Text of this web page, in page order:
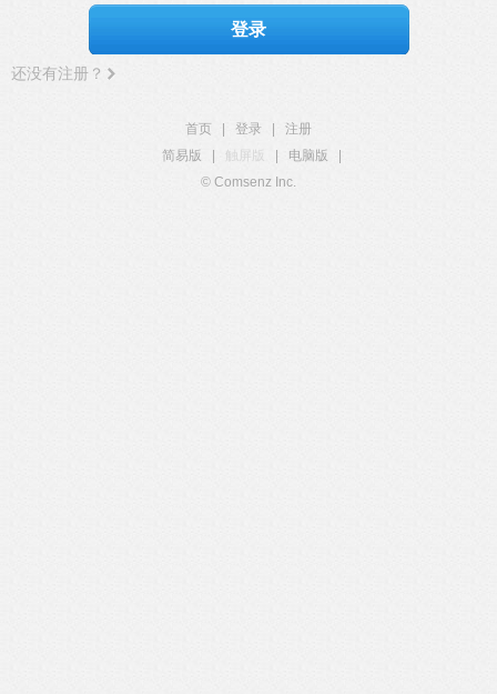
登录
还没有注册？
首页 登录
注册
简易版
触屏版 电脑版
© Comsenz Inc.